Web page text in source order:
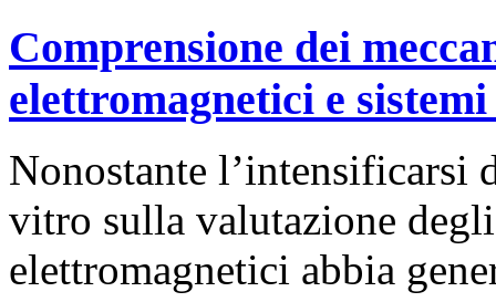
Comprensione dei
elettromagnetici e
Nonostante
vitro sulla valutazione
elettromagnetici abbia